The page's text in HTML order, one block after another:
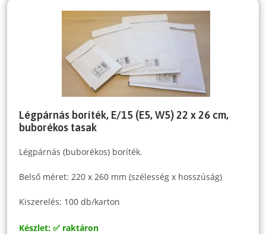
Légpárnás boríték, E/15 (E5, W5) 22 x 26 cm,
buborékos tasak
Légpárnás (buborékos) boríték.
Belső méret: 220 x 260 mm (szélesség x hosszúság)
Kiszerelés: 100 db/karton
Készlet: ✅ raktáron